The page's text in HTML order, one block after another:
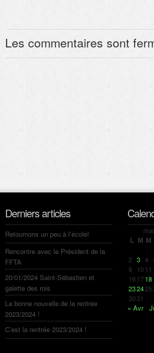
Les commentaires sont
Derniers articles
Retournons un peu à l’école!
Rencontre avec le Président de la
FFTA
20/01/2024 Saint-Sébastien et
galette des rois
La bonne nouvelle de la rentrée
2023/2024 !
C’est la rentrée 2023/2024 !
L M M
2 3 4
9 10 11
16 1718
232425
3031
« Avr